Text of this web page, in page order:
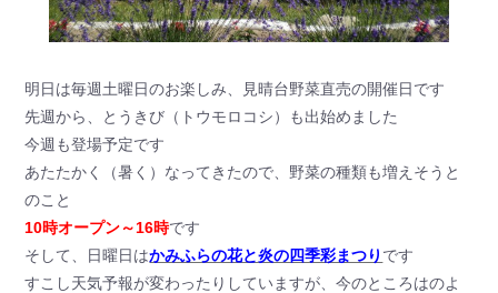
明日は毎週土曜日のお楽しみ、見晴台野菜直売の開催日です
先週から、とうきび（トウモロコシ）も出始めました
今週も登場予定です
あたたかく（暑く）なってきたので、野菜の種類も増えそうと
のこと
10時オープン～16時です
そして、日曜日はかみふらの花と炎の四季彩まつり です
すこし天気予報が変わったりしていますが、今のところはのよ